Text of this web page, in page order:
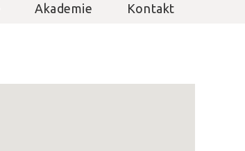
Akademie Kontakt